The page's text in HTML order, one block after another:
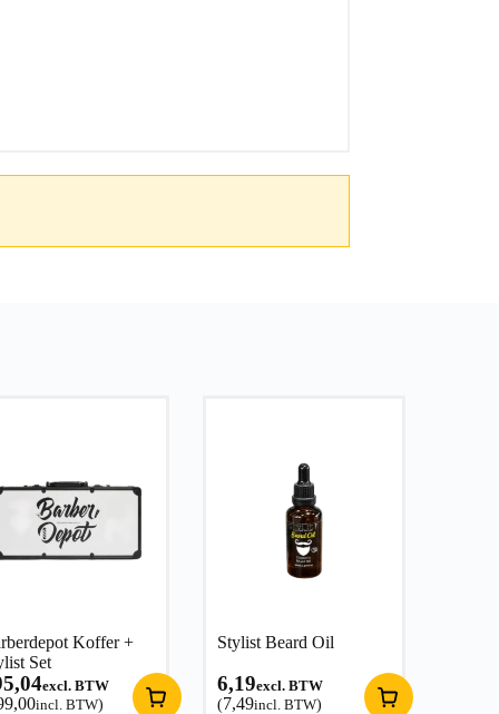
Koffer +
Set
excl. BTW
incl. BTW)
Stylist Beard Oil
6,19excl. BTW
(7,49incl. BTW)